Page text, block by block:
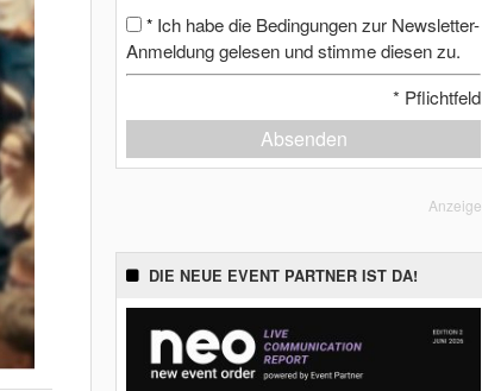
* Ich habe die Bedingungen zur Newsletter-
Anmeldung gelesen und stimme diesen zu.
* Pflichtfeld
Absenden
Anzeige
DIE NEUE EVENT PARTNER IST DA!